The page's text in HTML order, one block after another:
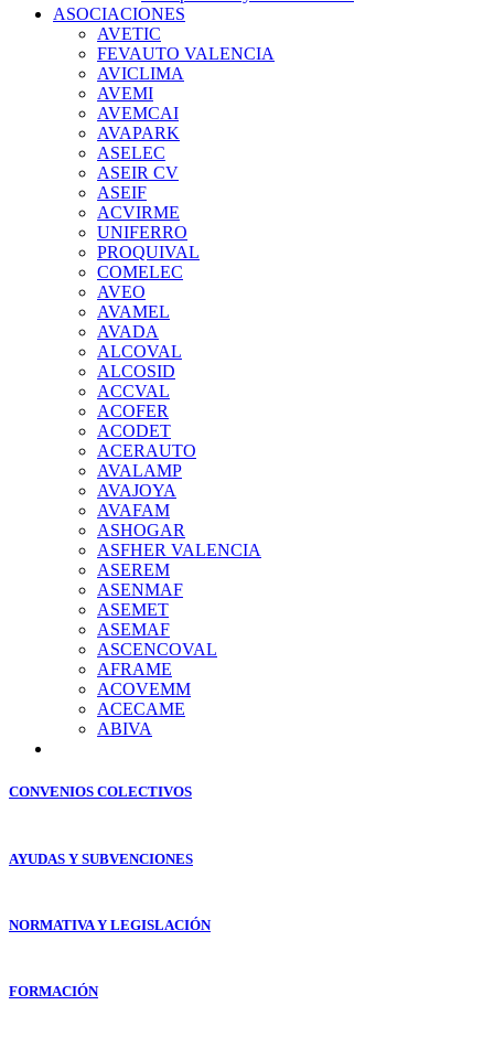
ASOCIACIONES
AVETIC
FEVAUTO VALENCIA
AVICLIMA
AVEMI
AVEMCAI
AVAPARK
ASELEC
ASEIR CV
ASEIF
ACVIRME
UNIFERRO
PROQUIVAL
COMELEC
AVEO
AVAMEL
AVADA
ALCOVAL
ALCOSID
ACCVAL
ACOFER
ACODET
ACERAUTO
AVALAMP
AVAJOYA
AVAFAM
ASHOGAR
ASFHER VALENCIA
ASEREM
ASENMAF
ASEMET
ASEMAF
ASCENCOVAL
AFRAME
ACOVEMM
ACECAME
ABIVA
CONVENIOS COLECTIVOS
AYUDAS Y SUBVENCIONES
NORMATIVA Y LEGISLACIÓN
FORMACIÓN